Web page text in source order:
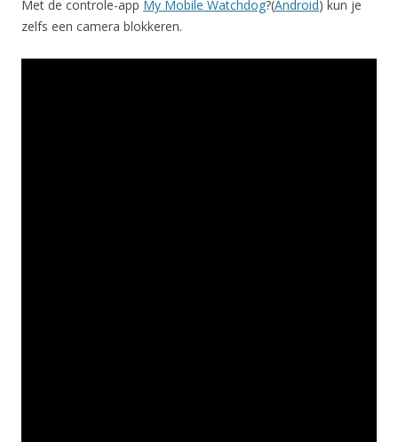
Met de controle-app My Mobile Watchdog?(Android) kun je
zelfs een camera blokkeren.